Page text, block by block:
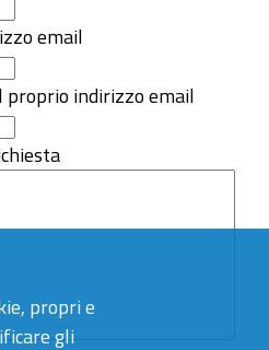
propri e
gli
email
indirizzo email